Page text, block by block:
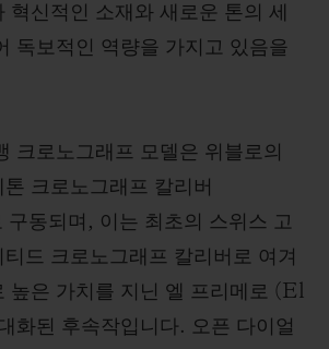
혁신적인 소재와 새로운 톤의 세
독보적인 역량을 가지고 있음을
크로노그래프 모델은 위블로의
크로노그래프 칼리버
동되며, 이는 최초의 스위스 고
드 크로노그래프 칼리버로 여겨
높은 가치를 지닌 엘 프리메로 (El
화된 후속작입니다. 오픈 다이얼